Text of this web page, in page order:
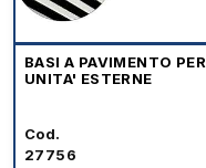
BASI A PAVIMENTO PER
UNITA' ESTERNE
Cod.
27756